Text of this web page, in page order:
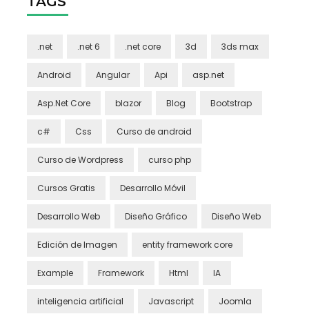
.net .net 6 .net core 3d 3ds max
Android Angular Api asp.net
Asp.Net Core blazor Blog Bootstrap
c# Css Curso de android
Curso de Wordpress curso php
Cursos Gratis Desarrollo Móvil
Desarrollo Web Diseño Gráfico Diseño Web
Edición de Imagen entity framework core
Example Framework Html IA
inteligencia artificial Javascript Joomla